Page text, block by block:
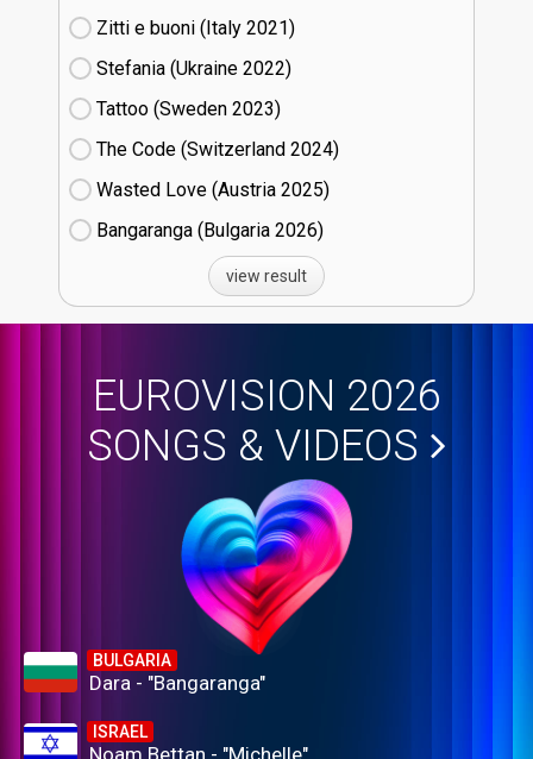
Zitti e buoni​ (Italy
21)
Stefania (Ukraine
22)
Tattoo (Sweden
23)
The Code (Switzerland
24)
Wasted Love (Austria
25)
Bangaranga (Bulgaria
26)
view result
EUROVISION 2026
SONGS & VIDEOS
BULGARIA
Dara - "Bangaranga"
ISRAEL